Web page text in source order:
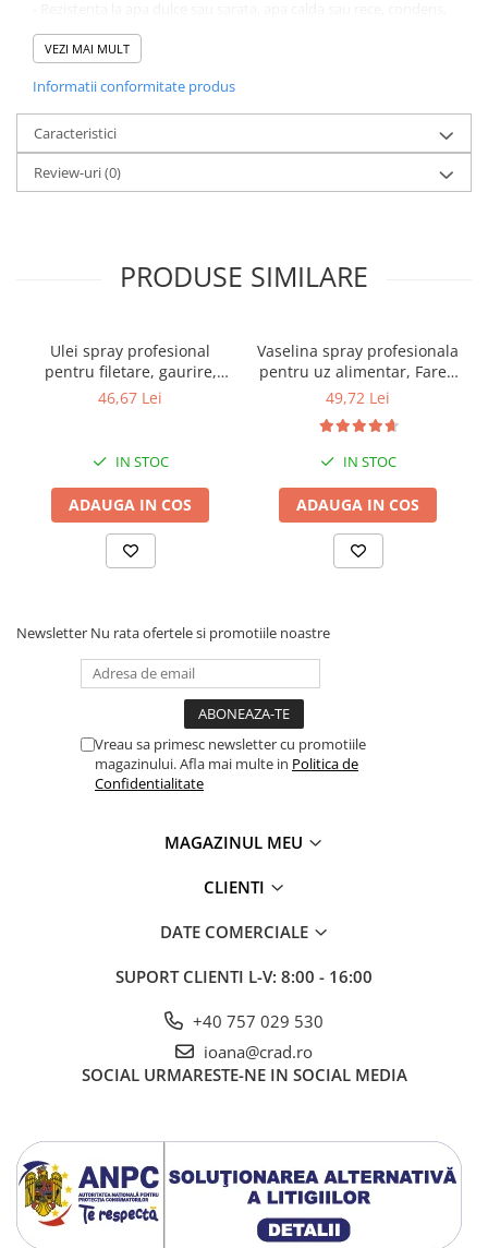
acizi slabi si alcalinitate.
- Rigiditate dielectrica mare, ceea ce o face potrivita pentru
Cum se utilizeaza Faren GF501?
Curatati piesele de tratat de orice reziduu de grasime sau
lubrifiant folosit anterior.
Aplicati uniform cu o spatula sau cu o perie cu peri tari pana la
grosimea necesara.
VEZI MAI MULT
Informatii conformitate produs
Caracteristici
Review-uri(0)
PRODUSE SIMILARE
Ulei spray profesional
pentru filetare, gaurire,
frezare, Faren F71, 400 ml
46,67 Lei
IN STOC
ADAUGA IN COS
Vaselina spray profesionala
pentru uz alimentar, Faren
F78, 400ml
49,72 Lei
IN STOC
ADAUGA IN COS
Newsletter Nu rata ofertele si promotiile noastre
Vreau sa primesc newsletter cu promotiile
magazinului. Afla mai multe in Politica de
Confidentialitate
MAGAZINUL MEU
CLIENTI
DATE COMERCIALE
SUPORT CLIENTI L-V: 8:00 - 16:00
+40 757 029 530
ioana@crad.ro
SOCIAL URMARESTE-NE IN SOCIAL MEDIA